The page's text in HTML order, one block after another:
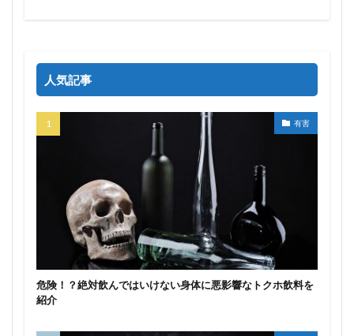
人気記事
有害
危険！？絶対飲んではいけない身体に悪影響なトクホ飲料を
紹介